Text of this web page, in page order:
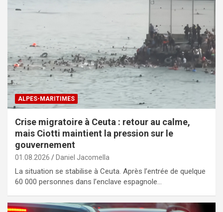
ALPES-MARITIMES
Crise migratoire à Ceuta : retour au calme,
mais Ciotti maintient la pression sur le
gouvernement
01.08.2026 Daniel Jacomella
La situation se stabilise à Ceuta. Après l’entrée de quelque
60 000 personnes dans l’enclave espagnole…